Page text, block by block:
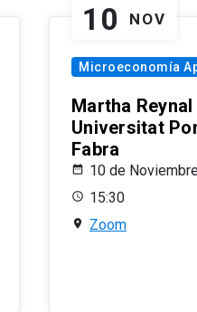
10 NOV
Microeconomía
Martha
Universitat
Fabra
10 de
15:30
Zoom